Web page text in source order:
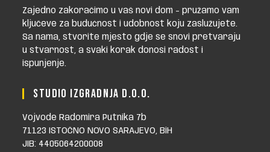
Zajedno zakoračimo u vaš novi dom - pružamo vam
ključeve za budućnost i udobnost koju zaslužujete.
Sa nama, stvorite mjesto gdje se snovi pretvaraju
u stvarnost, a svaki korak donosi radost i
ispunjenje.
STUDIO IZGRADNJA D.O.O.
Vojvode Radomira Putnika 7b
71123 ISTOČNO NOVO SARAJEVO, BiH
JIB: 4405064200008